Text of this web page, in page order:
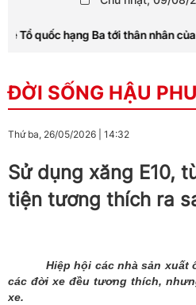
quốc hạng Ba tới thân nhân của
ĐỜI SỐNG HẬU
Thứ ba, 26/05/2026 14:32
Sử dụng xăng E10,
tiện tương thích ra
Hiệp hội các nhà sản xuất
các đời xe đều tương thích,
xe.